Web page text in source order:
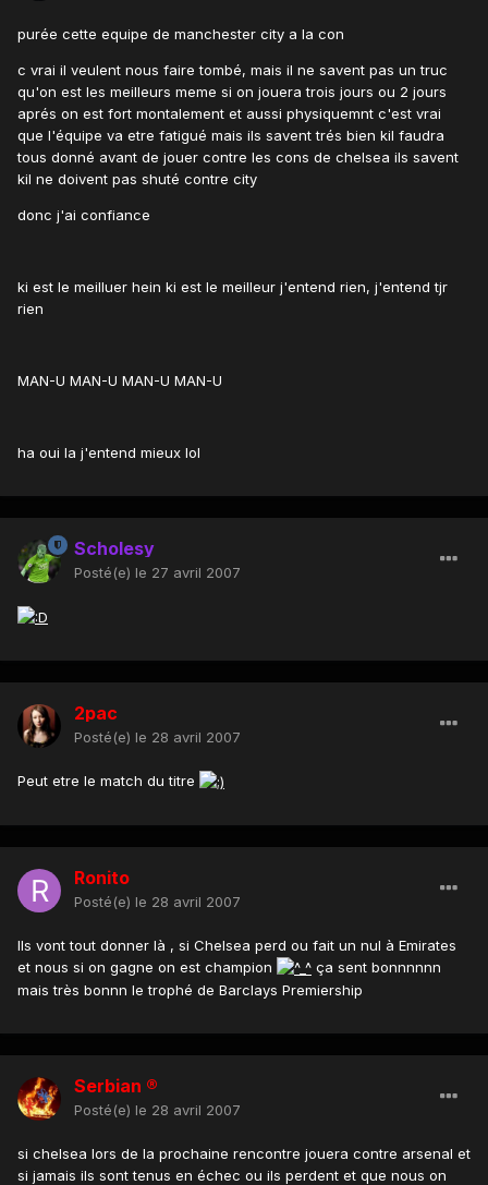
purée cette equipe de manchester city a la con
c vrai il veulent nous faire tombé, mais il ne savent pas un truc
qu'on est les meilleurs meme si on jouera trois jours ou 2 jours
aprés on est fort montalement et aussi physiquemnt c'est vrai
que l'équipe va etre fatigué mais ils savent trés bien kil faudra
tous donné avant de jouer contre les cons de chelsea ils savent
kil ne doivent pas shuté contre city
donc j'ai confiance
ki est le meilluer hein ki est le meilleur j'entend rien, j'entend tjr
rien
MAN-U MAN-U MAN-U MAN-U
ha oui la j'entend mieux lol
Scholesy
Posté(e) le 27 avril 2007
2pac
Posté(e) le 28 avril 2007
Peut etre le match du titre
Ronito
Posté(e) le 28 avril 2007
Ils vont tout donner là , si Chelsea perd ou fait un nul à Emirates
et nous si on gagne on est champion
ça sent bonnnnnn
mais très bonnn le trophé de Barclays Premiership
Serbian ®
Posté(e) le 28 avril 2007
si chelsea lors de la prochaine rencontre jouera contre arsenal et
si jamais ils sont tenus en échec ou ils perdent et que nous on